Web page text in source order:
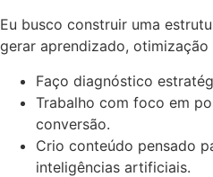
Eu busco construir uma
gerar aprendizado,
Faço diagnóstico
Trabalho com foco em
conversão.
Crio conteúdo pensado
inteligências artificiais.